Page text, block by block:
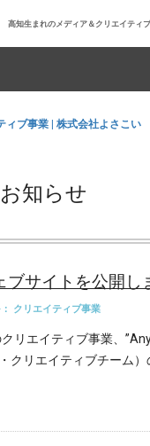
高知生まれのメディア＆クリエイティ
ィブ事業 | 株式会社よさこい
知らせ
サイトを公開し
クリエイティブ事業
リエイティブ事業、
クリエイティブチーム